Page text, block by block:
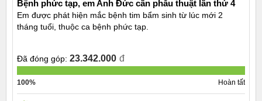
Bệnh phức tạp, em Anh Đức cần phẫu thuật lần thứ 4
Em được phát hiện mắc bệnh tim bẩm sinh từ lúc mới 2
tháng tuổi, thuộc ca bệnh phức tạp.
Đã đóng góp: 23.342.000 đ
100% Hoàn tất